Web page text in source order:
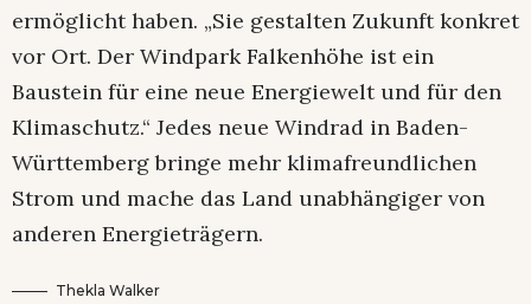
ermöglicht haben. „Sie gestalten Zukunft konkret
vor Ort. Der Windpark Falkenhöhe ist ein
Baustein für eine neue Energiewelt und für den
Klimaschutz.“ Jedes neue Windrad in Baden-
Württemberg bringe mehr klimafreundlichen
Strom und mache das Land unabhängiger von
anderen Energieträgern.
Thekla Walker